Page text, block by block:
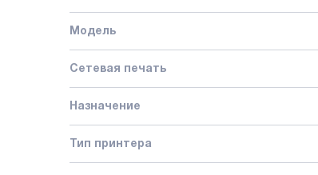
Модель
Сетевая печать
Назначение
Тип принтера